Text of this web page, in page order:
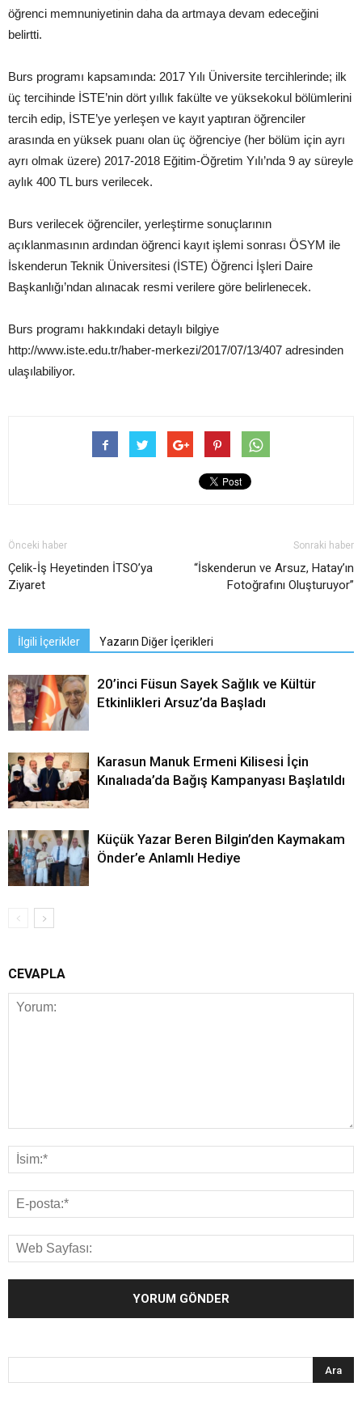
öğrenci memnuniyetinin daha da artmaya devam edeceğini
belirtti.
Burs programı kapsamında: 2017 Yılı Üniversite tercihlerinde; ilk
üç tercihinde İSTE’nin dört yıllık fakülte ve yüksekokul bölümlerini
tercih edip, İSTE’ye yerleşen ve kayıt yaptıran öğrenciler
arasında en yüksek puanı olan üç öğrenciye (her bölüm için ayrı
ayrı olmak üzere) 2017-2018 Eğitim-Öğretim Yılı’nda 9 ay süreyle
aylık 400 TL burs verilecek.
Burs verilecek öğrenciler, yerleştirme sonuçlarının
açıklanmasının ardından öğrenci kayıt işlemi sonrası ÖSYM ile
İskenderun Teknik Üniversitesi (İSTE) Öğrenci İşleri Daire
Başkanlığı’ndan alınacak resmi verilere göre belirlenecek.
Burs programı hakkındaki detaylı bilgiye
http://www.iste.edu.tr/haber-merkezi/2017/07/13/407 adresinden
ulaşılabiliyor.
Önceki haber
Çelik-İş Heyetinden İTSO’ya
Ziyaret
Sonraki haber
“İskenderun ve Arsuz, Hatay’ın
Fotoğrafını Oluşturuyor”
İlgili İçerikler Yazarın Diğer İçerikleri
20’inci Füsun Sayek Sağlık ve Kültür
Etkinlikleri Arsuz’da Başladı
Karasun Manuk Ermeni Kilisesi İçin
Kınalıada’da Bağış Kampanyası Başlatıldı
Küçük Yazar Beren Bilgin’den Kaymakam
Önder’e Anlamlı Hediye
CEVAPLA